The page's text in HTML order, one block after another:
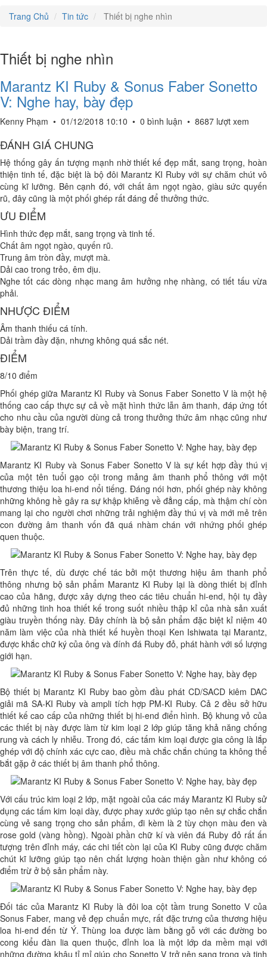
Trang Chủ
Tin tức Thiết bị nghe nhìn
Thiết bị nghe nhìn
Marantz KI Ruby & Sonus Faber Sonetto
V: Nghe hay, bày đẹp
Kenny Phạm • 01/12/2018 10:10 • 0 bình luận • 8687 lượt xem
ĐÁNH GIÁ CHUNG
Hệ thống gây ấn tượng mạnh nhờ thiết kế đẹp mắt, sang trọng, hoàn
thiện tinh tế, đặc biệt là bộ đôi Marantz KI Ruby với sự chăm chút vô
cùng kĩ lưỡng. Bên cạnh đó, với chất âm ngọt ngào, giàu sức quyến
rũ, đây cũng là một phối ghép rất đáng để thưởng thức.
ƯU ĐIỂM
Hình thức đẹp mắt, sang trọng và tinh tế.
Chất âm ngọt ngào, quyến rũ.
Trung âm tròn đầy, mượt mà.
Dải cao trong trẻo, êm dịu.
Nghe tốt các dòng nhạc mang âm hưởng nhẹ nhàng, có tiết tấu vừa
phải.
NHƯỢC ĐIỂM
Âm thanh thiếu cá tính.
Dải trầm đầy đặn, nhưng không quá sắc nét.
ĐIỂM
8/10 điểm
Phối ghép giữa Marantz KI Ruby và Sonus Faber Sonetto V là một hệ
thống cao cấp thực sự cả về mặt hình thức lẫn âm thanh, đáp ứng tốt
cho nhu cầu của người dùng cả trong thưởng thức âm nhạc cũng như
bày biện, trang trí.
Marantz KI Ruby và Sonus Faber Sonetto V là sự kết hợp đầy thú vị
của một tên tuổi gạo cội trong mảng âm thanh phổ thông với một
thương thiệu loa hi-end nổi tiếng. Đáng nói hơn, phối ghép này không
những không hề gây ra sự khập khiễng về đẳng cấp, mà thậm chí còn
mang lại cho người chơi những trải nghiệm đầy thú vị và mới mẻ trên
con đường âm thanh vốn đã quá nhàm chán với nhứng phối ghép
quen thuộc.
Trên thực tế, dù được chế tác bởi một thương hiệu âm thanh phổ
thông nhưng bộ sản phẩm Marantz KI Ruby lại là dòng thiết bị đỉnh
cao của hãng, được xây dựng theo các tiêu chuẩn hi-end, hội tụ đầy
đủ những tinh hoa thiết kế trong suốt nhiều thập kỉ của nhà sản xuất
giàu truyền thống này. Đây chính là bộ sản phẩm đặc biệt kỉ niệm 40
năm làm việc của nhà thiết kế huyền thoại Ken Ishiwata tại Marantz,
được khắc chữ ký của ông và đính đá Ruby đỏ, phát hành với số lượng
giới hạn.
Bộ thiết bị Marantz KI Ruby bao gồm đầu phát CD/SACD kiêm DAC
giải mã SA-KI Ruby và ampli tích hợp PM-KI Ruby. Cả 2 đều sở hữu
thiết kế cao cấp của những thiết bị hi-end điển hình. Bộ khung vỏ của
các thiết bị này được làm từ kim loại 2 lớp giúp tăng khả năng chống
rung và cách ly nhiễu. Trong đó, các tấm kim loại được gia công là lắp
ghép với độ chính xác cực cao, điều mà chắc chắn chúng ta không thể
bắt gặp ở các thiết bị âm thanh phổ thông.
Với cấu trúc kim loại 2 lớp, mặt ngoài của các máy Marantz KI Ruby sử
dụng các tấm kim loại dày, được phay xước giúp tạo nên sự chắc chắn
cùng vẻ sang trọng cho sản phẩm, đi kèm là 2 tùy chọn màu đen và
rose gold (vàng hồng). Ngoài phần chữ kí và viên đá Ruby đỏ rất ấn
tượng trên đỉnh máy, các chi tiết còn lại của KI Ruby cũng được chăm
chút kĩ lưỡng giúp tạo nên chất lượng hoàn thiện gần như không có
điểm trừ ở bộ sản phẩm này.
Đối tác của Marantz KI Ruby là đôi loa cột tầm trung Sonetto V của
Sonus Faber, mang vẻ đẹp chuẩn mực, rất đặc trưng của thương hiệu
loa hi-end đến từ Ý. Thùng loa được làm bằng gỗ với các đường bo
cong kiểu đàn lia quen thuộc, đỉnh loa là một lớp da mềm mại với
những đường khâu tỉ mỉ giúp cho Sonetto V trở nên sang trọng và tinh